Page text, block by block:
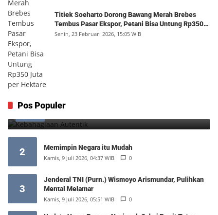
Titiek Soeharto Dorong Bawang Merah Brebes
Tembus Pasar Ekspor, Petani Bisa Untung Rp350
Juta per Hektare
Senin, 23 Februari 2026, 15:05 WIB
Pos Populer
1 Kebahagiaan Autentik
2 Memimpin Negara itu Mudah
Kamis, 9 Juli 2026, 04:37 WIB 0
3
Jenderal TNI (Purn.) Wismoyo Arismundar, Pulihkan
Mental Melamar
Kamis, 9 Juli 2026, 05:51 WIB 0